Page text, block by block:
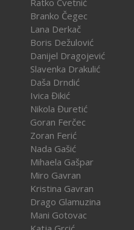
Branko Čegec
Lana Derkač
Boris Dežulović
Danijel Dragojević
Slavenka Drakulić
Daša Drndić
Ivica Đikić
Nikola Đuretić
Goran Ferčec
Zoran Ferić
Nada Gašić
Mihaela Gašpar
Miro Gavran
Kristina Gavran
Drago Glamuzina
Mani Gotovac